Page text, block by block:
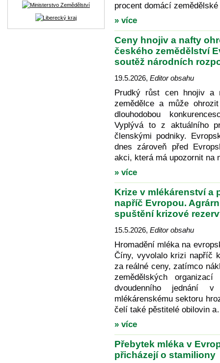
procent domácí
» více
Ceny hnojiv a nafty
českého zemědělství
soutěž národních
19.5.2026, Editor obsahu
Prudký růst cen hnojiv a
zemědělce a může
dlouhodobou
Vyplývá to z aktuálního
členskými podniky.
dnes zároveň před
akci, která má upozornit na
» více
Krize v mlékárenství a
napříč Evropou.
spuštění krizové
15.5.2026, Editor obsahu
Hromadění mléka na
Číny, vyvolalo krizi napříč
za reálné ceny, zatímco
zemědělských
dvoudenního jednání
mlékárenskému sektoru
čelí také pěstitelé obilovin
» více
Přebytek mléka v
přicházejí o stamiliony